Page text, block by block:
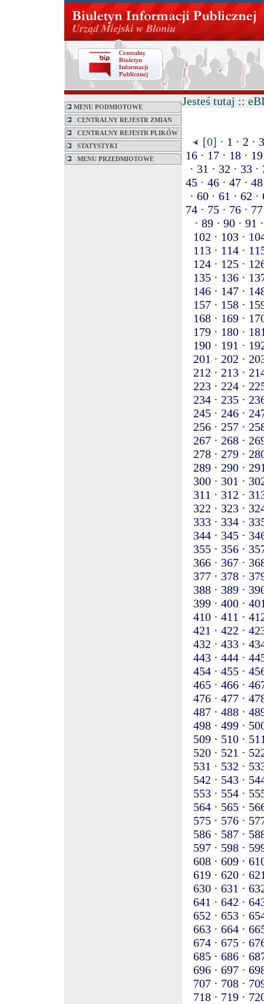
MENU PODMIOTOWE
CENTRALNY REJESTR ZMIAN
CENTRALNY REJESTR PLIKÓW
STATYSTYKI
MENU PRZEDMIOTOWE
Jesteś tutaj ::
[0] · 1 · 2 ·
16 · 17 · 18 ·
· 31 · 32 · 33 ·
45 · 46 · 47 ·
· 60 · 61 · 62 ·
74 · 75 · 76 ·
· 89 · 90 · 91 ·
102 · 103 ·
113 · 114 ·
124 · 125 ·
135 · 136 ·
146 · 147 ·
157 · 158 ·
168 · 169 ·
179 · 180 ·
190 · 191 ·
201 · 202 ·
212 · 213 ·
223 · 224 ·
234 · 235 ·
245 · 246 ·
256 · 257 ·
267 · 268 ·
278 · 279 ·
289 · 290 ·
300 · 301 ·
311 · 312 ·
322 · 323 ·
333 · 334 ·
344 · 345 ·
355 · 356 ·
366 · 367 ·
377 · 378 ·
388 · 389 ·
399 · 400 ·
410 · 411 ·
421 · 422 ·
432 · 433 ·
443 · 444 ·
454 · 455 ·
465 · 466 ·
476 · 477 ·
487 · 488 ·
498 · 499 ·
509 · 510 ·
520 · 521 ·
531 · 532 ·
542 · 543 ·
553 · 554 ·
564 · 565 ·
575 · 576 ·
586 · 587 ·
597 · 598 ·
608 · 609 ·
619 · 620 ·
630 · 631 ·
641 · 642 ·
652 · 653 ·
663 · 664 ·
674 · 675 ·
685 · 686 ·
696 · 697 ·
707 · 708 ·
718 · 719 ·